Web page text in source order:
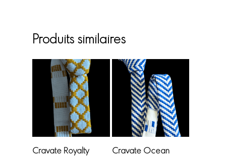
Produits similaires
Ajouter au
Cravate Royalty
Ajouter au
Cravate Ocean